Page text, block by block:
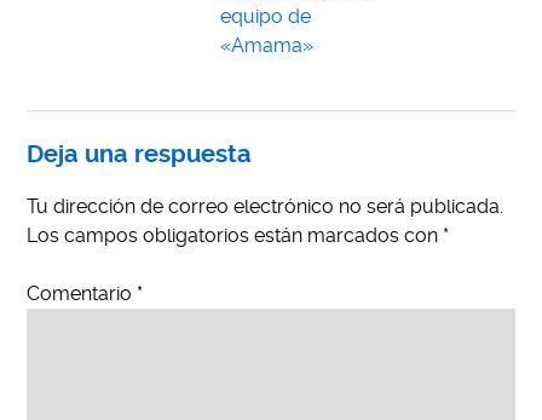
equipo de
«Amama»
Deja una respuesta
Tu dirección de correo electrónico no será publicada.
Los campos obligatorios están marcados con *
Comentario *